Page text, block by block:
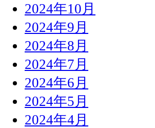
2024年10月
2024年9月
2024年8月
2024年7月
2024年6月
2024年5月
2024年4月